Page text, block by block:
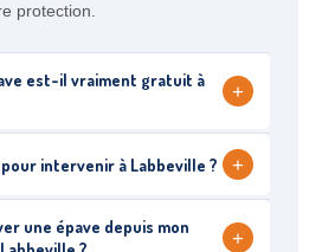
protection.
est-il vraiment gratuit à
+
intervenir à Labbeville ? +
une épave depuis mon
+